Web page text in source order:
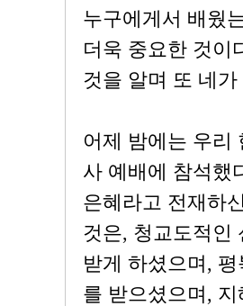
누구에게서 배웠
더욱 중요한 것이
것을 알며 또 네
어제 밤에는 우리
사 예배에 참석했
은혜라고 전재하
것은, 청교도적인
받게 하셨으며,
를 받으셨으며,